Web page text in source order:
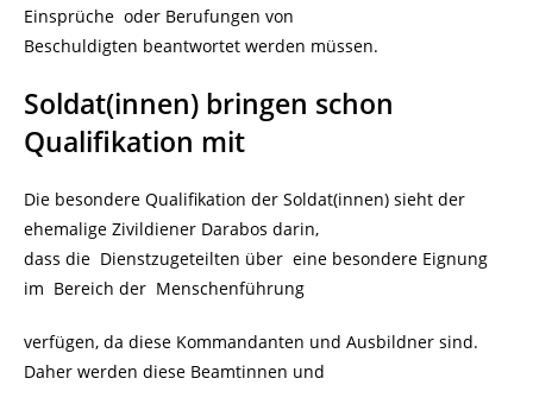
Einsprüche oder Berufungen von
Beschuldigten beantwortet werden müssen.
Soldat(innen) bringen schon
Qualifikation mit
Die besondere Qualifikation der Soldat(innen) sieht der
ehemalige Zivildiener Darabos darin,
dass die Dienstzugeteilten über eine besondere Eignung
im Bereich der Menschenführung
verfügen, da diese Kommandanten und Ausbildner sind.
Daher werden diese Beamtinnen und